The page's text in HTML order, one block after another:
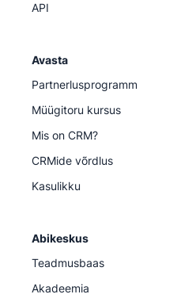
API
Avasta
Partnerlusprogramm
Müügitoru kursus
Mis on CRM?
CRMide võrdlus
Kasulikku
Abikeskus
Teadmusbaas
Akadeemia